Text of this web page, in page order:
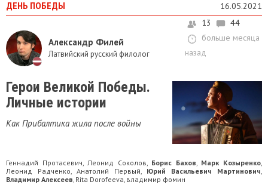
ДЕНЬ ПОБЕДЫ 16.05.2021
Александр Филей
Латвийский русский филолог
13
44
больше месяца
назад
Герои Великой Победы.
Личные истории
Как Прибалтика жила после войны
Геннадий Прoтaсевич, Леонид Соколов, Борис Бахов, Марк Козыренко,
Леонид Радченко, Анатолий Первый, Юрий Васильевич Мартинович,
Владимир Алексеев, Rita Dorofeeva, владимир фомин